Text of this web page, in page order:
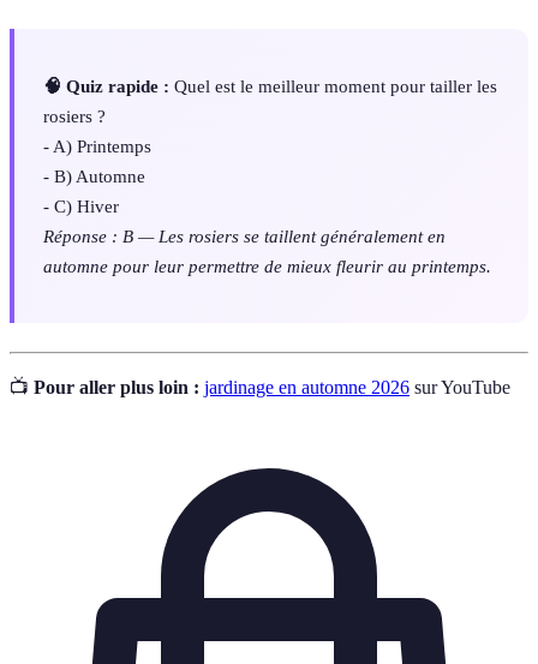
🧠 Quiz rapide : Quel est le meilleur moment pour tailler les
rosiers ?
- A) Printemps
- B) Automne
- C) Hiver
Réponse : B — Les rosiers se taillent généralement en
automne pour leur permettre de mieux fleurir au printemps.
📺 Pour aller plus loin : jardinage en automne 2026 sur YouTube